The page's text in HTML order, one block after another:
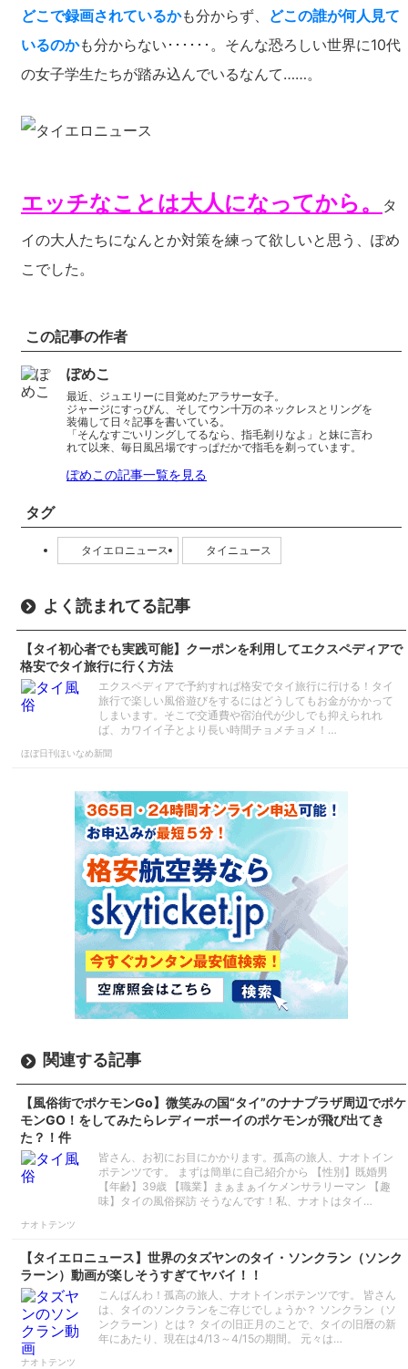
どこで録画されているかも分からず、 どこの誰が何人見て
いるのかも分からない･･････。そんな恐ろしい世界に10代
の女子学生たちが踏み込んでいるなんて……。
エッチなことは大人になってから。
タ
イの大人たちになんとか対策を練って欲しいと思う、ぽめ
こでした。
この記事の作者
ぽめこ
最近、ジュエリーに目覚めたアラサー女子。
ジャージにすっぴん、そしてウン十万のネックレスとリングを
装備して日々記事を書いている。
「そんなすごいリングしてるなら、指毛剃りなよ」と妹に言わ
れて以来、毎日風呂場ですっぱだかで指毛を剃っています。
ぽめこの記事一覧を見る
タグ
タイエロニュース タイニュース
よく読まれてる記事
【タイ初心者でも実践可能】クーポンを利用してエクスペディアで
格安でタイ旅行に行く方法
エクスペディアで予約すれば格安でタイ旅行に行ける！タイ
旅行で楽しい風俗遊びをするにはどうしてもお金がかかって
しまいます。そこで交通費や宿泊代が少しでも抑えられれ
ば、カワイイ子とより長い時間チョメチョメ！…
ほぼ日刊ほいなめ新聞
関連する記事
【風俗街でポケモンGo】微笑みの国“タイ”のナナプラザ周辺でポケ
モンGO！をしてみたらレディーボーイのポケモンが飛び出てき
た？！件
皆さん、お初にお目にかかります。孤高の旅人、ナオトイン
ポテンツです。 まずは簡単に自己紹介から 【性別】既婚男
【年齢】39歳 【職業】まぁまぁイケメンサラリーマン 【趣
味】タイの風俗探訪 そうなんです！私、ナオトはタイ…
ナオトテンツ
【タイエロニュース】世界のタズヤンのタイ・ソンクラン（ソンク
ラーン）動画が楽しそうすぎてヤバイ！！
こんばんわ！孤高の旅人、ナオトインポテンツです。 皆さん
は、タイのソンクランをご存じでしょうか？ ソンクラン（ソ
ンクラーン）とは？ タイの旧正月のことで、タイの旧暦の新
年にあたり、現在は4/13～4/15の期間。 元々は…
ナオトテンツ